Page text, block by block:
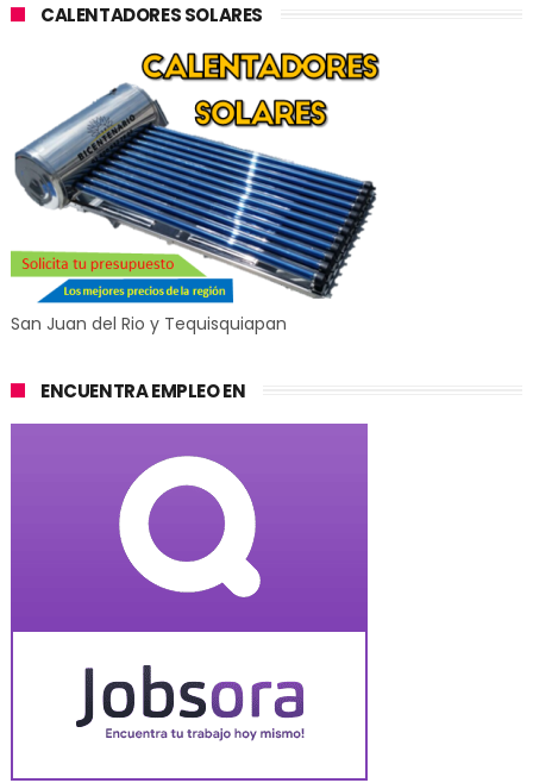
CALENTADORES SOLARES
San Juan del Rio y Tequisquiapan
ENCUENTRA EMPLEO EN